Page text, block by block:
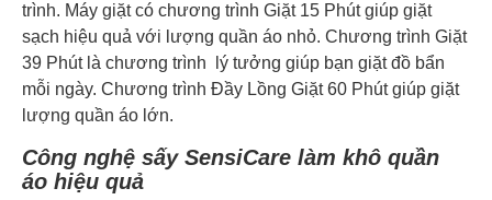
trình. Máy giặt có chương trình Giặt 15 Phút giúp giặt
sạch hiệu quả với lượng quần áo nhỏ. Chương trình Giặt
39 Phút là chương trình lý tưởng giúp bạn giặt đồ bẩn
mỗi ngày. Chương trình Đầy Lồng Giặt 60 Phút giúp giặt
lượng quần áo lớn.
Công nghệ sấy SensiCare làm khô quần
áo hiệu quả